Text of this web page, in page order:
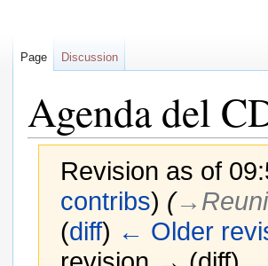
Agenda del
Revision as of
contribs) (
(diff) ← Older
Page Discussion